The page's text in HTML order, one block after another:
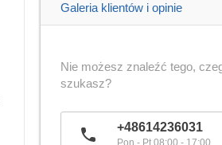
Galeria klientów i opinie
Nie możesz znaleźć tego,
szukasz?
+48614236031